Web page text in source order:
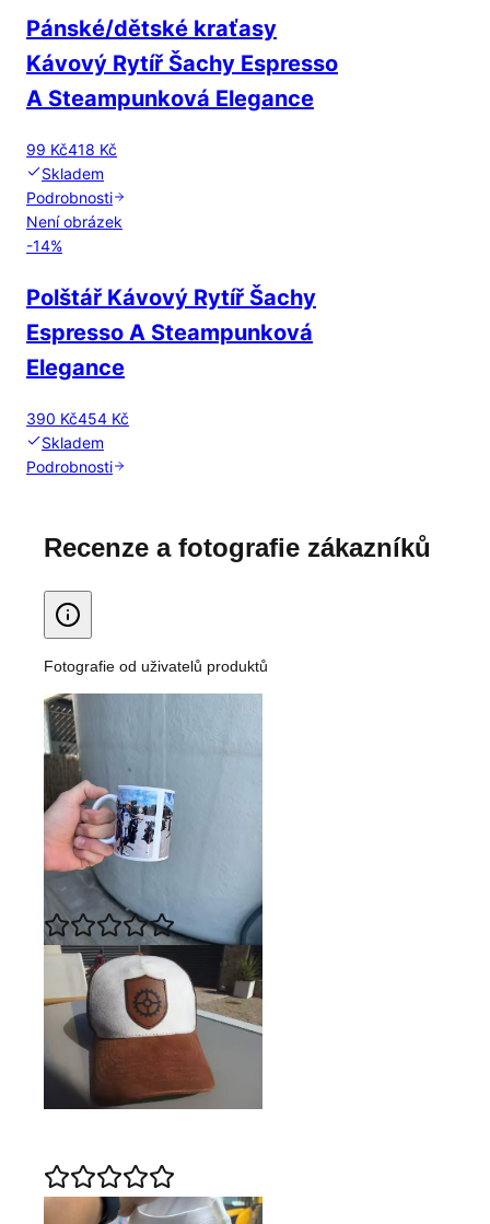
Pánské/dětské kraťasy
Kávový Rytíř Šachy Espresso
A Steampunková Elegance
99 Kč418 Kč
Skladem
Podrobnosti
Není obrázek
-14%
Polštář Kávový Rytíř Šachy
Espresso A Steampunková
Elegance
390 Kč454 Kč
Skladem
Podrobnosti
Recenze a fotografie zákazníků
Fotografie od uživatelů produktů